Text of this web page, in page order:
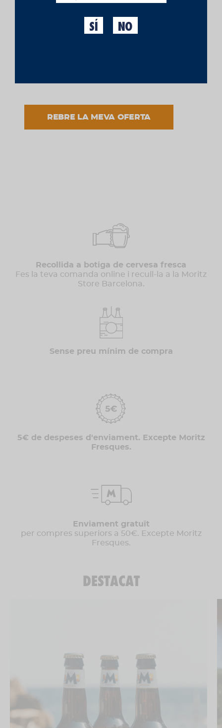
Recollida a botiga de cervesa fresca
Fes la teva comanda online i recull-la a la Moritz
Store Barcelona.
Sense preu mínim de compra
5€ de despeses d'enviament. Excepte Moritz
Fresques.
Enviament gratuït
per compres superiors a 50€. Excepte Moritz
Fresques.
DESTACAT
REBRE LA MEVA OFERTA
SÍ NO